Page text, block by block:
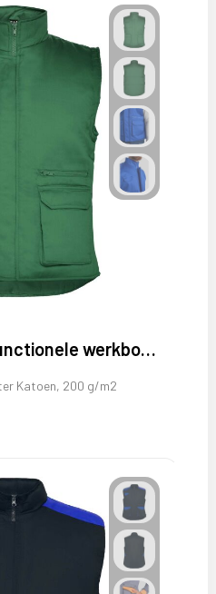
Almanzor multifunctionele werkbodywarmer met hoge kraag
Katoen, 200 g/m2